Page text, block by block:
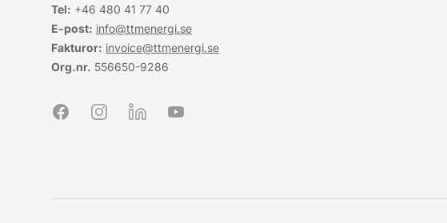
Tel: +46 480 41 77 40
E-post: info@ttmenergi.se
Fakturor: invoice@ttmenergi.se
Org.nr. 556650-9286
FacebookInstagramLinkedInYouTube